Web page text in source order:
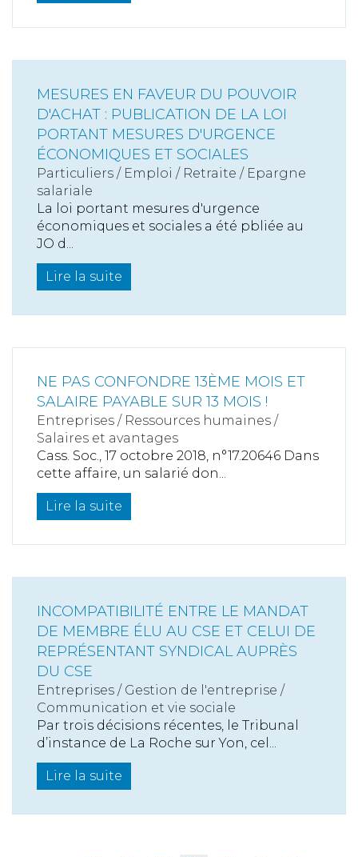
MESURES EN FAVEUR DU POUVOIR
D'ACHAT : PUBLICATION DE LA LOI
PORTANT MESURES D'URGENCE
ÉCONOMIQUES ET SOCIALES
Particuliers / Emploi / Retraite / Epargne
salariale
La loi portant mesures d'urgence
économiques et sociales a été pbliée au
JO d...
Lire la suite
NE PAS CONFONDRE 13ÈME MOIS ET
SALAIRE PAYABLE SUR 13 MOIS !
Entreprises / Ressources humaines /
Salaires et avantages
Cass. Soc., 17 octobre 2018, n°17.20646 Dans
cette affaire, un salarié don...
Lire la suite
INCOMPATIBILITÉ ENTRE LE MANDAT
DE MEMBRE ÉLU AU CSE ET CELUI DE
REPRÉSENTANT SYNDICAL AUPRÈS
DU CSE
Entreprises / Gestion de l'entreprise /
Communication et vie sociale
Par trois décisions récentes, le Tribunal
d’instance de La Roche sur Yon, cel...
Lire la suite